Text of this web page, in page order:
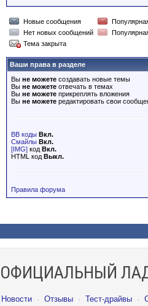
Новые сообщения
Нет новых сообщений
Тема закрыта
Ваши права в разделе
Вы не можете создавать новые темы
Вы не можете отвечать в темах
Вы не можете прикреплять вложения
Вы не можете редактировать свои
BB коды Вкл.
Смайлы Вкл.
[IMG] код Вкл.
HTML код Выкл.
Правила форума
ОФИЦИАЛЬНЫЙ
Новости · Отзывы · Тест-драйвы ·